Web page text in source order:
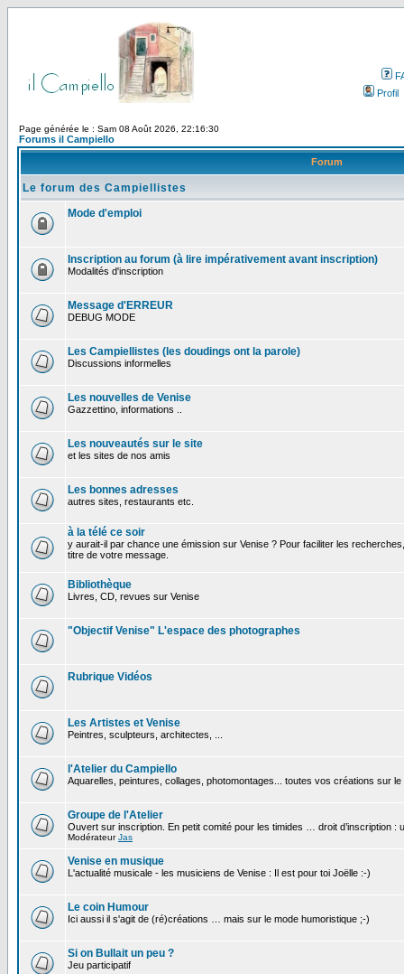
Profil
Page générée le : Sam 08 Août 2026, 22:16:30
Forums il Campiello
Forum
Le forum des Campiellistes
Mode d'emploi
Inscription au forum (à lire impérativement avant inscription)
Modalités d'inscription
Message d'ERREUR
DEBUG MODE
Les Campiellistes (les doudings ont la parole)
Discussions informelles
Les nouvelles de Venise
Gazzettino, informations ..
Les nouveautés sur le site
et les sites de nos amis
Les bonnes adresses
autres sites, restaurants etc.
à la télé ce soir
y aurait-il par chance une émission sur Venise ? Pour faciliter les
titre de votre message.
Bibliothèque
Livres, CD, revues sur Venise
"Objectif Venise" L'espace des photographes
Rubrique Vidéos
Les Artistes et Venise
Peintres, sculpteurs, architectes, ...
l'Atelier du Campiello
Aquarelles, peintures, collages, photomontages... toutes vos créations sur le
Groupe de l'Atelier
Ouvert sur inscription. En petit comité pour les timides … droit d’inscription :
ModérateurJas
Venise en musique
L'actualité musicale - les musiciens de Venise : Il est pour toi Joëlle :-)
Le coin Humour
Ici aussi il s'agit de (ré)créations … mais sur le mode humoristique ;-)
Si on Bullait un peu ?
Jeu participatif